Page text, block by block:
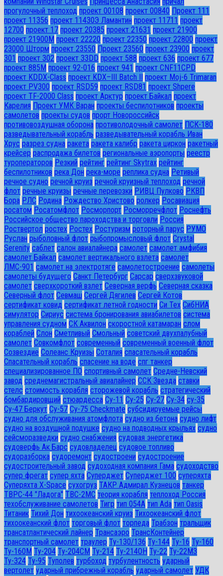
прогулочный теплоход проект 00108 проект 00840 Проект 111
проект 11356 проект 11430Э Ламантин проект 11711 проект
12700 проект 17 проект 20385 проект 21631 проект 21900
проект 21900М проект 22220 проект 22350 проект 22800 проект
23000 Шторм проект 23550 Проект 23560 проект 23900 проект
301 проект 302 проект 33DD проект 588 проект 636 проект 677
проект 885М проект 92-016 проект 941 проект CNF11CPD
проект KDDX-Class проект KDX–III Batch II
проект Moj-6 Trimaran
проект PV300 проект RSD59 проект RSD81 проект Shpere
проект TF-2000 Class проект Арктур проект Байкал проект
Карелия Проект УМК Варан проекты беспилотников проекты
самолетов проекты судов прорт Новороссийск
противовоздушная оборона противолодочный самолет ПСК-180
разведывательный корабль разведывательный корабль Иван
Хрус разрез судна ракета ракета калибр ракета циркон ракетный
крейсер распродажа билетов региональные аэропорты реестр
туроператоров Резкий рейтинг рейтинг Skytrax рейтинг
беспилотников река Дон река-море реплика судна Ретивый
речное судно речной круиз речной круизный теплоход речной
флот речные круизы речные перевозки РИВЦ Пулково РКВП
Бора РЛС Родина Рождество Христово ролкер Росавиация
росатом Росатомфлот Росморпорт Росморречфлот Роснефть
Российское общество пароходства и торговли Россия
Роствертол ростех Ростех Ростуризм роторный парус РУМО
Руслан рыболовный флот рыбопромысловый флот Сrystal
Serenity саблет салон авиалайнера самолет самолет амфибия
самолет Байкал самолет вертикального взлета самолет
ЛМС-901 самолет на электротяге самолетостроение самолеты
самолеты будущего Санкт Петербург Сарсар сверхзвуковой
самолет сверхкороткий взлет Северная верфь Северная сказка
Северный флот Севмаш Сергей Дягилев Сергей Котов
сертификат ковид сертификат летной годности Си Тех СибНИА
симулятор Сириус система бронирования авиабилетов система
управления судном СК Аквилон скоростной катамаран слом
кораблей Слон Сметливый Смольный советский двухпалубный
самолет Совкомфлот современный современный военный флот
Созвездие Солеанс Круизы Соталия спасательный корабль
Спасательный корабль спасение на воде спг танкер
специализированное ПО спортивный самолет Средне-Невский
завод среднемагистральный авиалайнер ССК Звезда ставки
стелс стоимость корабля сторожевой корабль стратегический
бомбардировщий стюардесса Су-11 Су-25 Су-27 Су-34 су-35
Су-47 Беркут Су-57 Су-75 Checkmate субсидируемые рейсы
судно для обслуживания атомфлота судно из бетона судно лифт
судно на воздушной подушке судно на подводных крыльях судно
сейсморазведки судно снабжения судовая энергетика
судоверфь Ак Барс судовладелец судовое топливо
судоразборка судоремонт судостроени судостроение
судостроительный завод судоходная компания Гама судоходство
супер фрегат супер яхта Суперджет Суперджет 100 суперяхта
Суперяхта X-Space сухогруз ТАКР Адмирал Кузнецов танкер
ТВРС-44 "Ладога" ТВС-2МС теория корабля теплоход Россия
техобслуживание самолетов Тигр тип 054А тип Ada тип Oasis
Титаник Тихий Дон тихоокеанский круиз Тихоокеанский флот
тихоокеанский флот торговый флот торпеда Трабзон тральщик
трансатлантический лайнер Трансаэро ТрансКонтейнер
транспортный самолет траулер Ту-130/136 Ту-144 Ту-16 Ту-160
Ту-160М Ту-204 Ту-204СМ Ту-214 Ту-214ОН Ту-22 Ту-22М3
Ту-324 Ту-95 Туполев турбоход турбулентность ударный
вертолет ударный прибрежный корабль ударный самолет УДК